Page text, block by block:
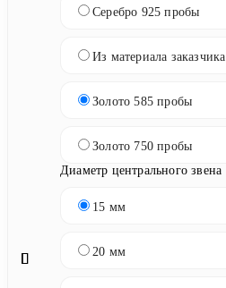
Серебро 925 пробы
Из материала заказчика
Золото 585 пробы
Золото 750 пробы
Диаметр центрального звена
15 мм
20 мм